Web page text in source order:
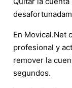
En Movical.Net
profesional y
remover la
segundos.